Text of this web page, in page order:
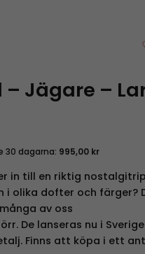
– Jägare –
30 dagarna: 995,00 kr
in till en riktig
i olika dofter och färger?
av oss
De lanseras nu i
Finns att köpa i ett